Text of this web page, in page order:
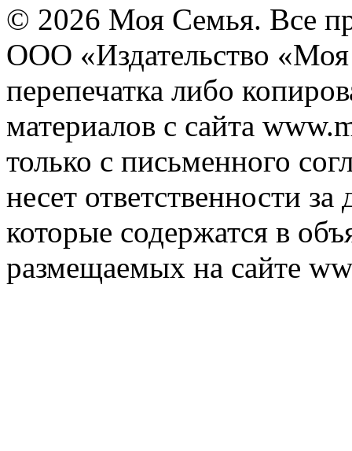
© 2026 Моя Семья. Все
ООО «Издательство
перепечатка либо
материалов с сайта
только с письменного
несет ответственности
которые содержатся в
размещаемых на сайте